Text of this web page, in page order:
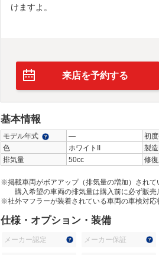
けますよ。
来店を予約する
基本情報
モデル年式 ― 初
色
ホワイトII 製
排気量
50cc 修
※掲載車両がボアアップ（排気量の増加）されて
購入希望の車両の排気量は購入前に必ず販売
※社外マフラーが装着されている車両の車検対応
仕様・オプション・装備
メーカー認定 メーカー保証